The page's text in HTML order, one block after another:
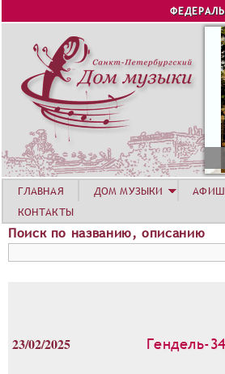
Jump to
Поиск по названию, описанию
23/02/2025 Гендель-
ГЛАВНАЯ ДОМ МУЗЫКИ
КОНТАКТЫ